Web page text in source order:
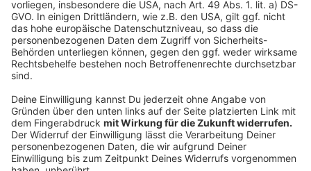
Anzeige
Wüsts Chance liegt in der Zukunft
Anzeige
Das wahrscheinlichere Szenario für Wüst als
Regierungschef im Bund sieht Narciandi bei der
nächsten regulären Bundestagswahl: „Was